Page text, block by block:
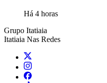
Há 4 horas
Grupo Itatiaia
Itatiaia Nas Redes